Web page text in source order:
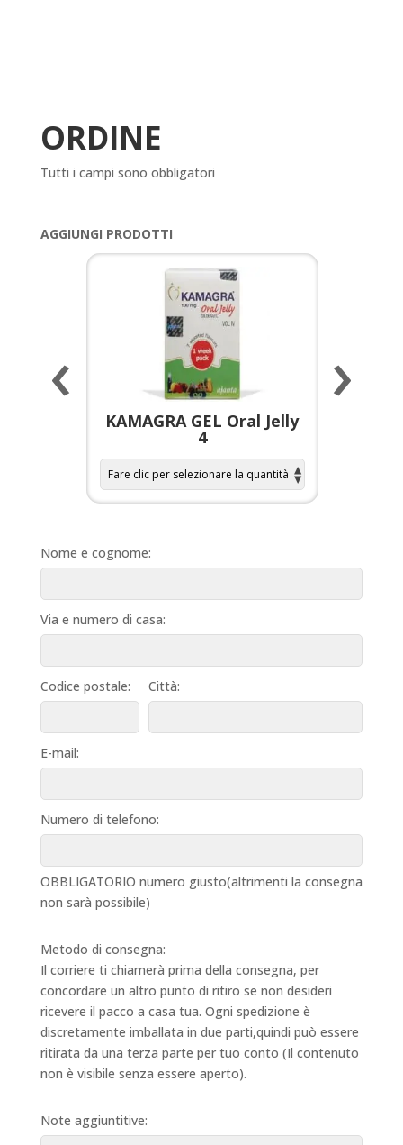
ORDINE
Tutti i campi sono obbligatori
AGGIUNGI PRODOTTI
KAMAGRA GEL Oral Jelly
4
‹ ›
Nome e cognome:
Via e numero di casa:
Codice postale: Città:
E-mail:
Numero di telefono:
OBBLIGATORIO numero giusto(altrimenti la consegna
non sarà possibile)
Metodo di consegna:
Il corriere ti chiamerà prima della consegna, per
concordare un altro punto di ritiro se non desideri
ricevere il pacco a casa tua. Ogni spedizione è
discretamente imballata in due parti,quindi può essere
ritirata da una terza parte per tuo conto (Il contenuto
non è visibile senza essere aperto).
Note aggiuntitive: